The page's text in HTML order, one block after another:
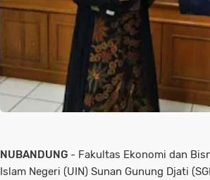
NUBANDUNG - Fakultas Ekonomi dan
Islam Negeri (UIN) Sunan Gunung Djati